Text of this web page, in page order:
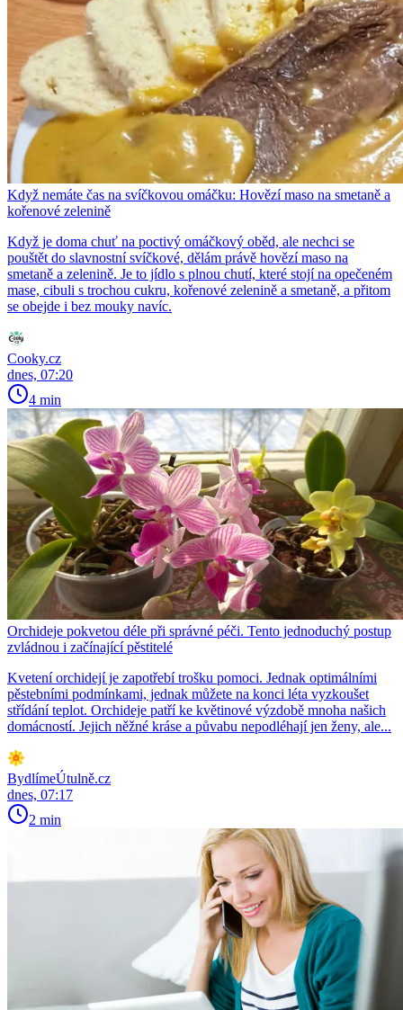
Když nemáte čas na svíčkovou omáčku: Hovězí maso na smetaně a
kořenové zelenině
Když je doma chuť na poctivý omáčkový oběd, ale nechci se
pouštět do slavnostní svíčkové, dělám právě hovězí maso na
smetaně a zelenině. Je to jídlo s plnou chutí, které stojí na opečeném
mase, cibuli s trochou cukru, kořenové zelenině a smetaně, a přitom
se obejde i bez mouky navíc.
Cooky.cz
dnes, 07:20
4 min
Orchideje pokvetou déle při správné péči. Tento jednoduchý postup
zvládnou i začínající pěstitelé
Kvetení orchidejí je zapotřebí trošku pomoci. Jednak optimálními
pěstebními podmínkami, jednak můžete na konci léta vyzkoušet
střídání teplot. Orchideje patří ke květinové výzdobě mnoha našich
domácností. Jejich něžné kráse a půvabu nepodléhají jen ženy, ale...
BydlímeÚtulně.cz
dnes, 07:17
2 min